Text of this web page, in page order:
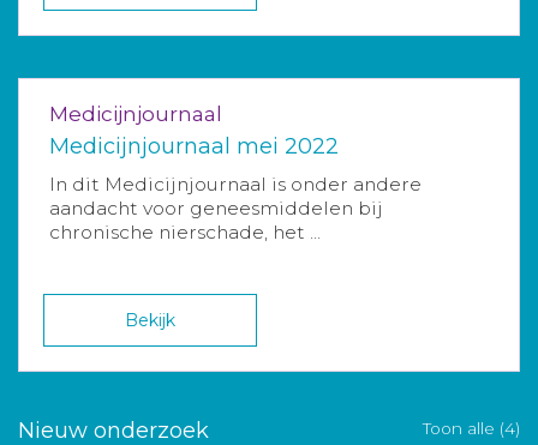
Medicijnjournaal
Medicijnjournaal mei 2022
In dit Medicijnjournaal is onder andere
aandacht voor geneesmiddelen bij
chronische nierschade, het ...
Bekijk
Nieuw onderzoek Toon alle (4)